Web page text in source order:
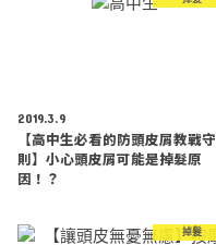
2019.3.9
【高中生必看的防頭皮屑教戰守
則】小心頭皮屑可能是掉髮原
因！？
掉髮